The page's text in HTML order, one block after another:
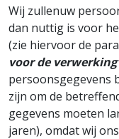
Wij zullenuw
dan nuttig is voor
(zie hiervoor de
voor de verwerking’
persoonsgegevens
zijn om de
gegevens moeten
jaren), omdat wij